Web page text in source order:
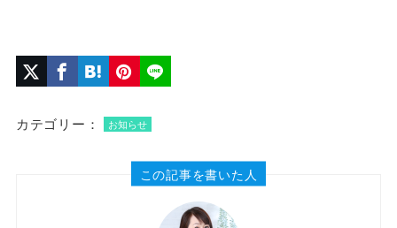
カテゴリー： お知らせ
この記事を書いた人